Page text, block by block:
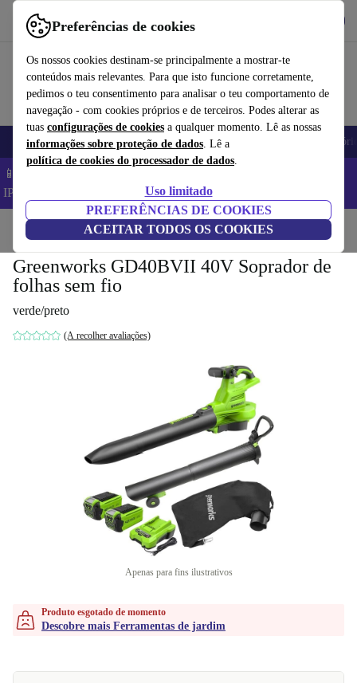
Preferências de cookies
Os nossos cookies destinam-se principalmente a mostrar-te
conteúdos mais relevantes. Para que isto funcione corretamente,
pedimos o teu consentimento para analisar o teu comportamento de
navegação - com cookies próprios e de terceiros. Podes alterar as
tuas configurações de cookies a qualquer momento. Lê as nossas
informações sobre proteção de dados. Lê a
política de cookies do processador de dados.
Uso limitado
PREFERÊNCIAS DE COOKIES
ACEITAR TODOS OS COOKIES
Use o refurbed de forma rápida e fácil
Telemóveis Computadores Portáteis Tablets
📱 Poupa 5% EXTRA em todos os iPhones – Código:
IPHONEDEAL –
Início Jardim Ferramentas de jardim
Greenworks GD40BVII 40V Soprador de
folhas sem fio
verde/preto
(A recolher avaliações)
Apenas para fins ilustrativos
Produto esgotado de momento
Descobre mais Ferramentas de jardim